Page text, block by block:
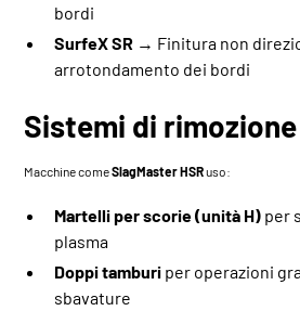
bordi
SurfeX SR → Finitura non
arrotondamento dei bordi
Sistemi di
Macchine comeSlagMaster HSRuso:
Martelli per scorie (unità H) per
plasma
Doppi tamburi per operazioni
sbavature